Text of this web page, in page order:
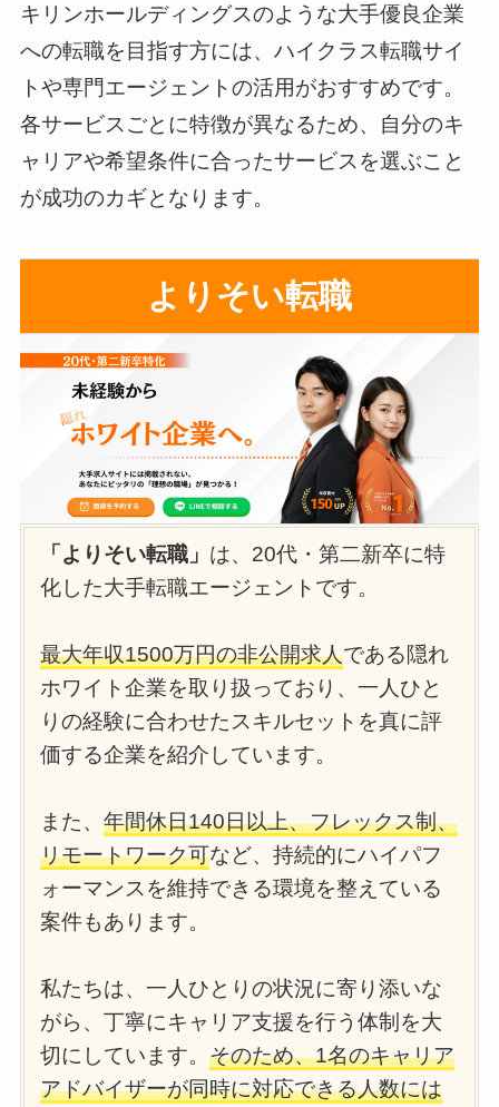
キリンホールディングスのような大手優良企業
への転職を目指す方には、ハイクラス転職サイ
トや専門エージェントの活用がおすすめです。
各サービスごとに特徴が異なるため、自分のキ
ャリアや希望条件に合ったサービスを選ぶこと
が成功のカギとなります。
よりそい転職
「よりそい転職」 は、20代・第二新卒に特
化した大手転職エージェントです。
最大年収1500万円の非公開求人である隠れ
ホワイト企業を取り扱っており、一人ひと
りの経験に合わせたスキルセットを真に評
価する企業を紹介しています。
また、年間休日140日以上、フレックス制、
リモートワーク可など、持続的にハイパフ
ォーマンスを維持できる環境を整えている
案件もあります。
私たちは、一人ひとりの状況に寄り添いな
がら、丁寧にキャリア支援を行う体制を大
切にしています。そのため、1名のキャリア
アドバイザーが同時に対応できる人数には